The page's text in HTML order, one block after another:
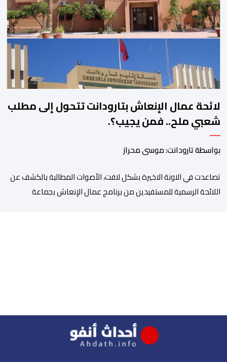
المنتظرة، في إطار تعاقد سياسي مع المناطق الجبلية والانتقال من
الوعود الانتخابية إلى التزامات عملية […]
لائحة عمال الإنعاش بتارودانت تتحول إلى مطلب
شعبي ملح.. فمن يجيب؟.
بواسطة تارودانت: موسى محراز
تصاعدت في الاونة الاخيرة بشكل لافت، الأصوات المطالبة بالكشف عن
اللائحة الرسمية للمستفيدين من برنامج عمال الإنعاش بجماعة